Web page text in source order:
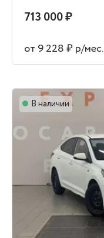
713 000 ₽
от 9 228 ₽ р/мес.
В наличии